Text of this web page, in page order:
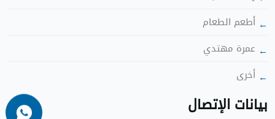
أطعم الطعا
عمرة مهتدي
أخرى
بيانات الإتصا